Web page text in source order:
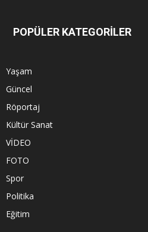
POPÜLER KATEGORİLER
Yaşam
Güncel
Röportaj
Kültür Sanat
VİDEO
FOTO
Spor
Politika
Eğitim